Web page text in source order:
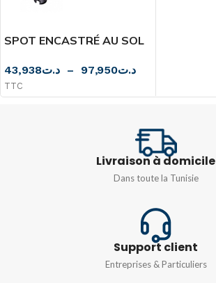
DIMENSIONS
COULEUR
SPOT ENCASTRÉ AU SOL
240V
د.ت43,938 – د.ت97,950
TTC
Livraison à domicile
Dans toute la Tunisie
Support client
Entreprises & Particuliers